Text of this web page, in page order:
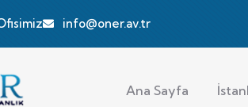
info@oner.av.tr
Ana Sayfa